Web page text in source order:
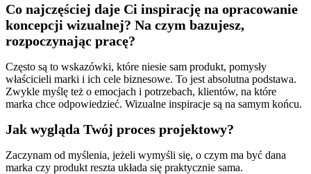
Co najczęściej daje Ci inspirację na opracowanie
koncepcji wizualnej? Na czym bazujesz,
rozpoczynając pracę?
Często są to wskazówki, które niesie sam produkt, pomysły
właścicieli marki i ich cele biznesowe. To jest absolutna podstawa.
Zwykle myślę też o emocjach i potrzebach, klientów, na które
marka chce odpowiedzieć. Wizualne inspiracje są na samym końcu.
Jak wygląda Twój proces projektowy?
Zaczynam od myślenia, jeżeli wymyśli się, o czym ma być dana
marka czy produkt reszta układa się praktycznie sama.